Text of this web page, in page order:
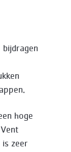
hoge
is zeer